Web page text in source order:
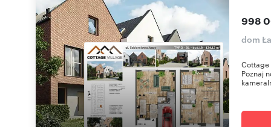
998
dom
Cottage
Poznaj